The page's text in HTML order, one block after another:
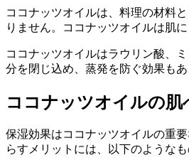
ココナッツオイルは、料理の材料
りません。ココナッツオイルは肌に
ココナッツオイルはラウリン酸、
分を閉じ込め、蒸発を防ぐ効果も
ココナッツオイルの肌
保湿効果はココナッツオイルの重
らすメリットには、以下のようなも